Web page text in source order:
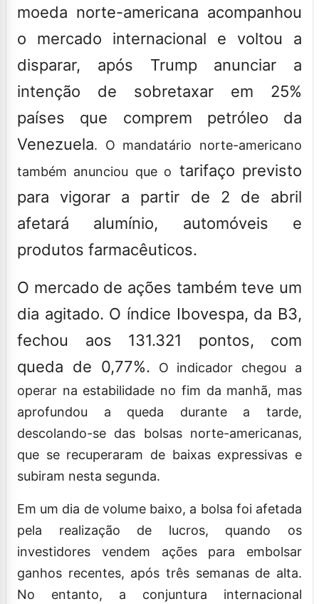
moeda norte-americana acompanhou
o mercado internacional e voltou a
disparar, após Trump anunciar a
intenção de sobretaxar em 25%
países que comprem petróleo da
Venezuela. O mandatário norte-americano
também anunciou que o tarifaço previsto
para vigorar a partir de 2 de abril
afetará alumínio, automóveis e
produtos farmacêuticos.
O mercado de ações também teve um
dia agitado. O índice Ibovespa, da B3,
fechou aos 131.321 pontos, com
queda de 0,77%. O indicador chegou a
operar na estabilidade no fim da manhã, mas
aprofundou a queda durante a tarde,
descolando-se das bolsas norte-americanas,
que se recuperaram de baixas expressivas e
subiram nesta segunda.
Em um dia de volume baixo, a bolsa foi afetada
pela realização de lucros, quando os
investidores vendem ações para embolsar
ganhos recentes, após três semanas de alta.
No entanto, a conjuntura internacional